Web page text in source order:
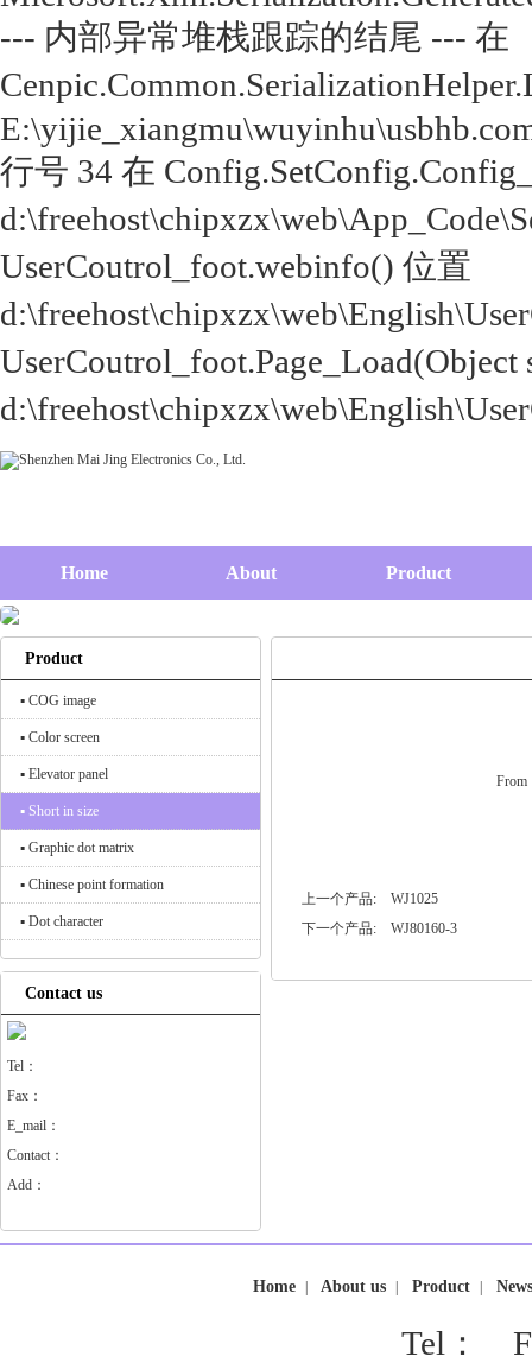
--- 内部异常堆栈跟踪的结尾 --- 在
行号 34 在
UserCoutrol_foot.webinfo() 位置
UserCoutrol_foot.Page_Load(Object
Home About Product
上一个产品: WJ1025
下一个产品: WJ80160-3
Product
▪ COG image
▪ Color screen
▪ Elevator panel
▪ Short in size
▪ Graphic dot matrix
▪ Chinese point formation
▪ Dot character
Contact us
Tel：
Fax：
E_mail：
Contact：
Add：
Home About us Product
Tel：